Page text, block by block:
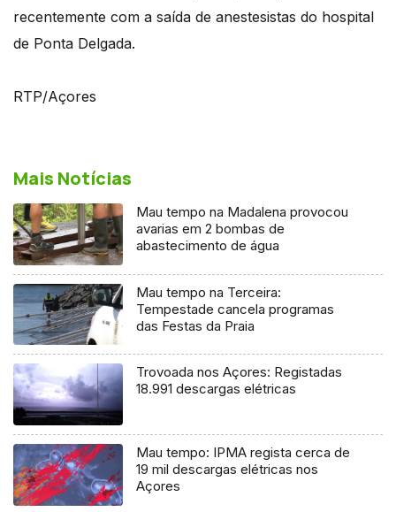
recentemente com a saída de anestesistas do hospital
de Ponta Delgada.
RTP/Açores
Mais Notícias
Mau tempo na Madalena provocou
avarias em 2 bombas de
abastecimento de água
Mau tempo na Terceira:
Tempestade cancela programas
das Festas da Praia
Trovoada nos Açores: Registadas
18.991 descargas elétricas
Mau tempo: IPMA regista cerca de
19 mil descargas elétricas nos
Açores